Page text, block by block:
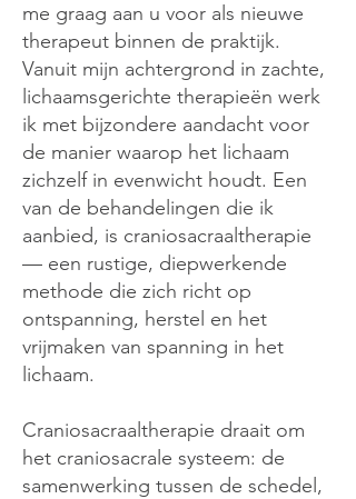
me graag aan u voor als nieuwe
therapeut binnen de praktijk.
Vanuit mijn achtergrond in zachte,
lichaamsgerichte therapieën werk
ik met bijzondere aandacht voor
de manier waarop het lichaam
zichzelf in evenwicht houdt. Een
van de behandelingen die ik
aanbied, is craniosacraaltherapie
— een rustige, diepwerkende
methode die zich richt op
ontspanning, herstel en het
vrijmaken van spanning in het
lichaam.
Craniosacraaltherapie draait om
het craniosacrale systeem: de
samenwerking tussen de schedel,